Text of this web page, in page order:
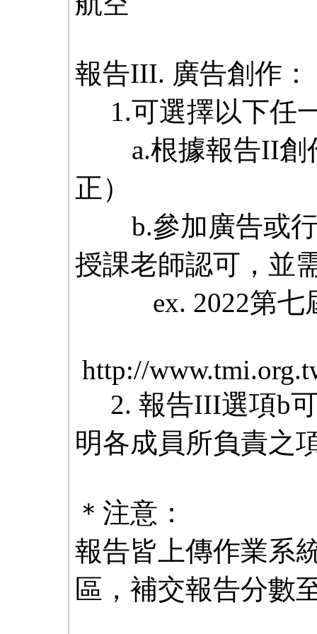
報告III. 廣告創作：
1.可選擇以下任
a.根據報告II創
正）
b.參加廣告或行
授課老師認可，並
ex. 2022第七屆
http://
2. 報告III選項b
明各成員所負責之
＊注意：
報告皆上傳作業系
區，補交報告分數